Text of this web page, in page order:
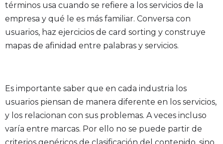
términos usa cuando se refiere a los servicios de la
empresa y qué le es más familiar. Conversa con
usuarios, haz ejercicios de card sorting y construye
mapas de afinidad entre palabras y servicios.
Es importante saber que en cada industria los
usuarios piensan de manera diferente en los servicios,
y los relacionan con sus problemas. A veces incluso
varía entre marcas. Por ello no se puede partir de